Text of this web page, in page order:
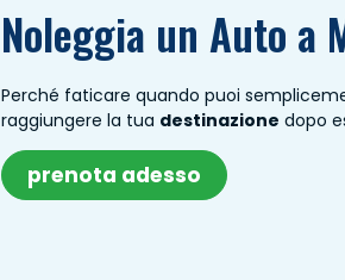
Noleggia un Auto a
Perché faticare quando puoi
raggiungere la tua destinazione dopo
prenota adesso